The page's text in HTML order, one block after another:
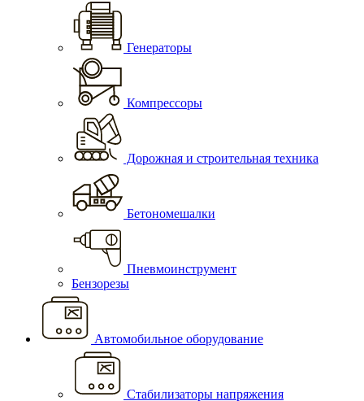
Генераторы
Компрессоры
Дорожная и строительная техника
Бетономешалки
Пневмоинструмент
Бензорезы
Автомобильное оборудование
Стабилизаторы напряжения